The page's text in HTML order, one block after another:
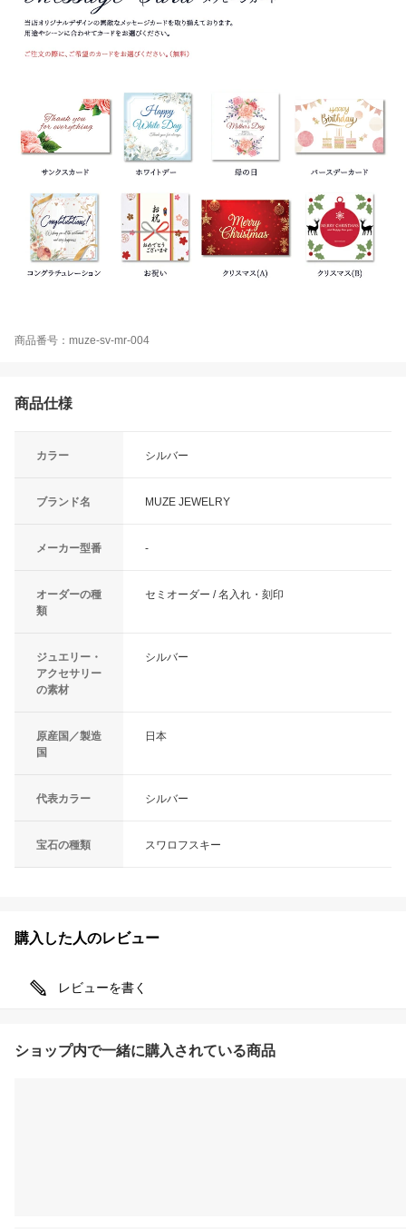
商品番号：muze-sv-mr-004
商品仕様
カラー シルバー
ブランド名 MUZE JEWELRY
メーカー型番 -
オーダーの種
類
セミオーダー / 名入れ・刻印
ジュエリー・
アクセサリー
の素材
シルバー
原産国／製造
国
日本
代表カラー シルバー
宝石の種類 スワロフスキー
購入した人のレビュー
レビューを書く
ショップ内で一緒に購入されている商品